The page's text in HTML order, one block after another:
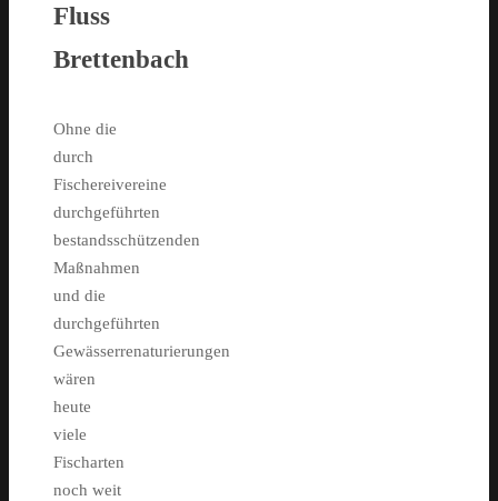
Fluss
Brettenbach
Ohne die
durch
Fischereivereine
durchgeführten
bestandsschützenden
Maßnahmen
und die
durchgeführten
Gewässerrenaturierungen
wären
heute
viele
Fischarten
noch weit